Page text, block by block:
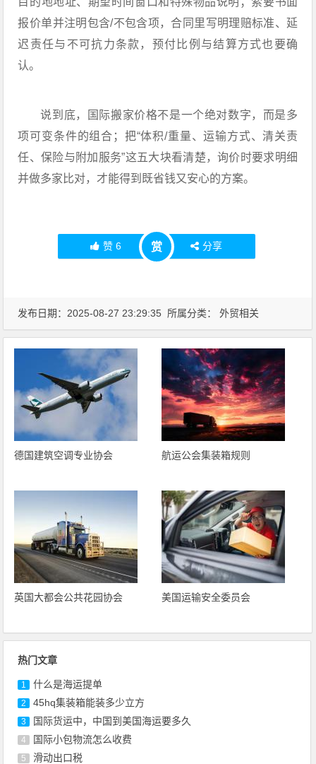
报价单并注明包含/不包含项，合同里写明理赔标准、延
迟责任与不可抗力条款，预付比例与结算方式也要确
认。
说到底，国际搬家价格不是一个绝对数字，而是多
项可变条件的组合；把“体积/重量、运输方式、清关责
任、保险与附加服务”这五大块看清楚，询价时要求明细
并做多家比对，才能得到既省钱又安心的方案。
赞 6 赏 分享
发布日期：2025-08-27 23:29:35 所属分类：外贸相关
德国建筑空调专业协会 航运公会集装箱规则
英国大都会公共花园协会 美国运输安全委员会
热门文章
1 什么是海运提单
2 45hq集装箱能装多少立方
3 国际货运中，中国到美国海运要多久
4 国际小包物流怎么收费
5 滑动出口税